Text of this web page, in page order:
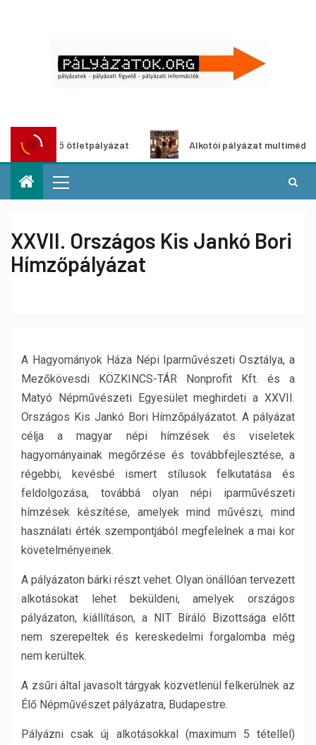
ötletpályázat Alkotói pályázat multimédia-
XXVII. Országos Kis Jankó Bori
Hímzőpályázat
A Hagyományok Háza Népi Iparművészeti Osztálya, a
Mezőkövesdi KÖZKINCS-TÁR Nonprofit Kft. és a
Matyó Népművészeti Egyesület meghirdeti a XXVII.
Országos Kis Jankó Bori Hímzőpályázatot. A pályázat
célja a magyar népi hímzések és viseletek
hagyományainak megőrzése és továbbfejlesztése, a
régebbi, kevésbé ismert stílusok felkutatása és
feldolgozása, továbbá olyan népi iparművészeti
hímzések készítése, amelyek mind művészi, mind
használati érték szempontjából megfelelnek a mai kor
követelményeinek.
A pályázaton bárki részt vehet. Olyan önállóan tervezett
alkotásokat lehet beküldeni, amelyek országos
pályázaton, kiállításon, a NIT Bíráló Bizottsága előtt
nem szerepeltek és kereskedelmi forgalomba még
nem kerültek.
A zsűri által javasolt tárgyak közvetlenül felkerülnek az
Élő Népművészet pályázatra, Budapestre.
Pályázni csak új alkotásokkal (maximum 5 tétellel)